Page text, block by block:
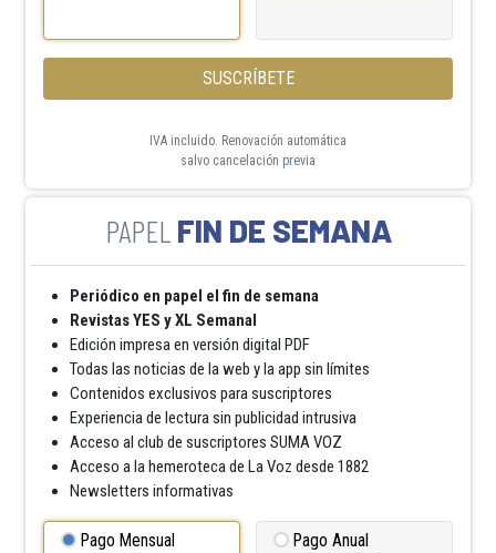
SUSCRÍBETE
IVA incluido. Renovación automática
salvo cancelación previa
FIN DE SEMANA
Periódico en papel el fin de semana
Revistas YES y XL Semanal
Edición impresa en versión digital PDF
Todas las noticias de la web y la app sin límites
Contenidos exclusivos para suscriptores
Experiencia de lectura sin publicidad intrusiva
Acceso al club de suscriptores SUMA VOZ
Acceso a la hemeroteca de La Voz desde 1882
Newsletters informativas
Pago Mensual Pago Anual